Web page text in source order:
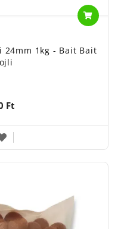
24mm 1kg - Bait Bait
Ft